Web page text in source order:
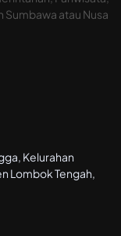
Sumbawa atau Nusa
Kelurahan
Lombok Tengah,